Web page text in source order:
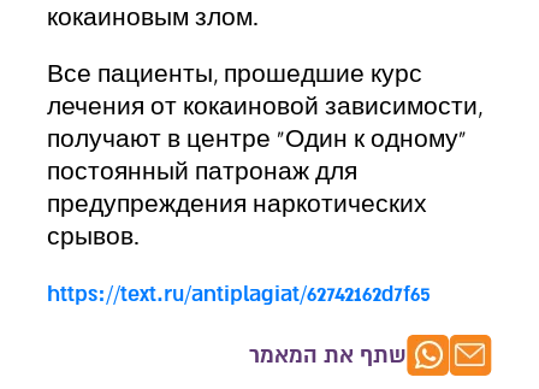
кокаиновым злом.
Все пациенты, прошедшие курс
лечения от кокаиновой зависимости,
получают в центре «Один к одному»
постоянный патронаж для
предупреждения наркотических
срывов.
https://text.ru/antiplagiat/62742162d7f65
שתף את המאמר